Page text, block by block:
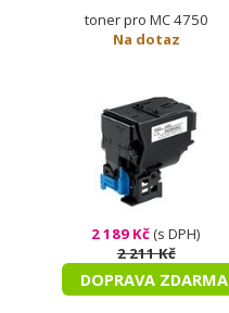
toner pro MC 4750
Na dotaz
2 189 Kč(s DPH)
2 211 Kč
DOPRAVA ZDARMA